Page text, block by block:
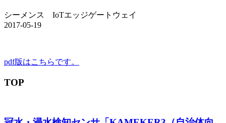
シーメンス IoTエッジゲートウェイ
2017-05-19
pdf版はこちらです。
TOP